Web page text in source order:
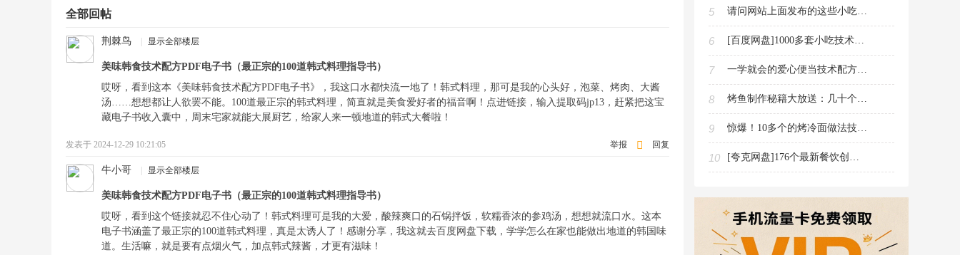
全部回帖
荆棘鸟 显示全部楼层
美味韩食技术配方PDF电子书（最正宗的100道韩式料理指导书）
哎呀，看到这本《美味韩食技术配方PDF电子书》，我这口水都快流一地了！韩式料理，那可是我的心头好，泡菜、烤肉、大酱
汤……想想都让人欲罢不能。100道最正宗的韩式料理，简直就是美食爱好者的福音啊！点进链接，输入提取码jp13，赶紧把这宝
藏电子书收入囊中，周末宅家就能大展厨艺，给家人来一顿地道的韩式大餐啦！
发表于 2024-12-29 10:21:05 举报 回复
牛小哥 显示全部楼层
美味韩食技术配方PDF电子书（最正宗的100道韩式料理指导书）
哎呀，看到这个链接就忍不住心动了！韩式料理可是我的大爱，酸辣爽口的石锅拌饭，软糯香浓的参鸡汤，想想就流口水。这本
电子书涵盖了最正宗的100道韩式料理，真是太诱人了！感谢分享，我这就去百度网盘下载，学学怎么在家也能做出地道的韩国味
道。生活嘛，就是要有点烟火气，加点韩式辣酱，才更有滋味！
5 请问网站上面发布的这些小吃课程是不是侵犯了知识产权，违反了法律
6 [百度网盘]1000多套小吃技术配方教程（文件3600G大小60积分下载）
7 一学就会的爱心便当技术配方PDF电子书（儿童每日便当新花样）
8 烤鱼制作秘籍大放送：几十个做法技术配方视频教程免费领取走起
9 惊爆！10多个的烤冷面做法技术配方视频教程现在免费领取
10 [夸克网盘]176个最新餐饮创业视频教程资料（教程文件182.9G大小20积分下载）